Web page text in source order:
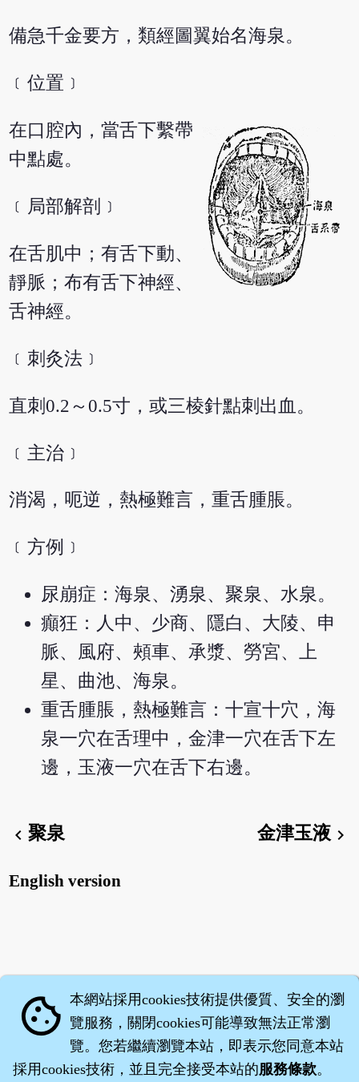
備急千金要方，類經圖翼始名海泉。
﹝位置﹞
在口腔內，當舌下繫帶
中點處。
﹝局部解剖﹞
在舌肌中；有舌下動、
靜脈；布有舌下神經、
舌神經。
﹝刺灸法﹞
直刺0.2～0.5寸，或三棱針點刺出血。
﹝主治﹞
消渴，呃逆，熱極難言，重舌腫脹。
﹝方例﹞
尿崩症：海泉、湧泉、聚泉、水泉。
癲狂：人中、少商、隱白、大陵、申
脈、風府、頰車、承漿、勞宮、上
星、曲池、海泉。
重舌腫脹，熱極難言：十宣十穴，海
泉一穴在舌理中，金津一穴在舌下左
邊，玉液一穴在舌下右邊。
chevron_left聚泉 金津玉液chevron_right
English version
cookie 本網站採用cookies技術提供優質、安全的瀏
覽服務，關閉cookies可能導致無法正常瀏
覽。您若繼續瀏覽本站，即表示您同意本站
採用cookies技術，並且完全接受本站的服務條款。